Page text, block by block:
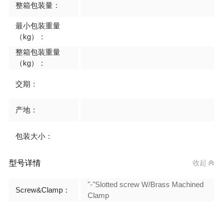
整箱包装量：
最小包装重量
（kg）：
整箱包装重量
（kg）：
交期：
产地：
包装大小：
型号详情 收起
Screw&Clamp：
"-"Slotted screw W/Brass Machined
Clamp